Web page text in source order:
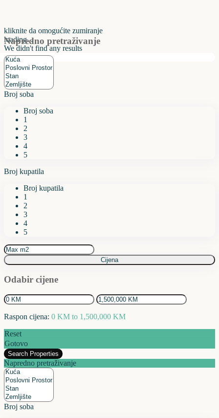
kliknite da omogućite zumiranje
loading...
We didn't find any results
Napredno pretraživanje
Broj soba
Broj soba
1
2
3
4
5
Broj kupatila
Broj kupatila
1
2
3
4
5
Cijena
Odabir cijene
Raspon cijena: 0 KM to 1,500,000 KM
Reset
Gotovo
Napredno pretraživanje
Broj soba